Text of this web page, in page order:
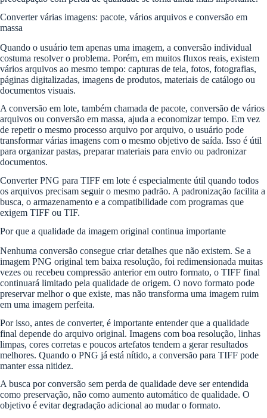
Converter várias imagens: pacote, vários arquivos e conversão em
massa
Quando o usuário tem apenas uma imagem, a conversão individual
costuma resolver o problema. Porém, em muitos fluxos reais, existem
vários arquivos ao mesmo tempo: capturas de tela, fotos, fotografias,
páginas digitalizadas, imagens de produtos, materiais de catálogo ou
documentos visuais.
A conversão em lote, também chamada de pacote, conversão de vários
arquivos ou conversão em massa, ajuda a economizar tempo. Em vez
de repetir o mesmo processo arquivo por arquivo, o usuário pode
transformar várias imagens com o mesmo objetivo de saída. Isso é útil
para organizar pastas, preparar materiais para envio ou padronizar
documentos.
Converter PNG para TIFF em lote é especialmente útil quando todos
os arquivos precisam seguir o mesmo padrão. A padronização facilita a
busca, o armazenamento e a compatibilidade com programas que
exigem TIFF ou TIF.
Por que a qualidade da imagem original continua importante
Nenhuma conversão consegue criar detalhes que não existem. Se a
imagem PNG original tem baixa resolução, foi redimensionada muitas
vezes ou recebeu compressão anterior em outro formato, o TIFF final
continuará limitado pela qualidade de origem. O novo formato pode
preservar melhor o que existe, mas não transforma uma imagem ruim
em uma imagem perfeita.
Por isso, antes de converter, é importante entender que a qualidade
final depende do arquivo original. Imagens com boa resolução, linhas
limpas, cores corretas e poucos artefatos tendem a gerar resultados
melhores. Quando o PNG já está nítido, a conversão para TIFF pode
manter essa nitidez.
A busca por conversão sem perda de qualidade deve ser entendida
como preservação, não como aumento automático de qualidade. O
objetivo é evitar degradação adicional ao mudar o formato.